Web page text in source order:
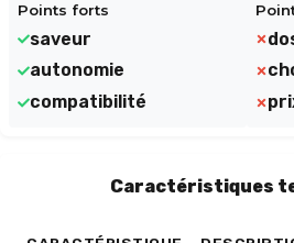
Points forts
saveur
autonomie
compatibilité
Caractéristiques